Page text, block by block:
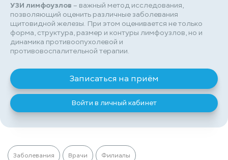
УЗИ лимфоузлов – важный метод исследования,
позволяющий оценить различные заболевания
щитовидной железы. При этом оценивается не только
форма, структура, размер и контуры лимфоузлов, но и
динамика противоопухолевой и
противовоспалительной терапии.
Записаться на приём
Войти в личный кабинет
Заболевания Врачи Филиалы